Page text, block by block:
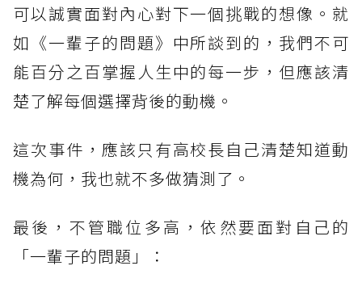
可以誠實面對內心對下一個挑戰的想像。就
如《一輩子的問題》中所談到的，我們不可
能百分之百掌握人生中的每一步，但應該清
楚了解每個選擇背後的動機。
這次事件，應該只有高校長自己清楚知道動
機為何，我也就不多做猜測了。
最後，不管職位多高，依然要面對自己的
「一輩子的問題」：